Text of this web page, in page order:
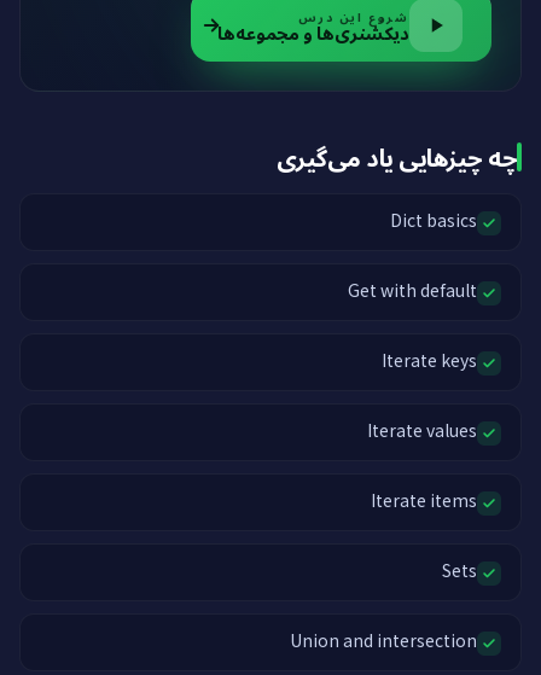
شروع این درس
دیکشنری‌ها و مجموعه‌ها
چه چیزهایی یاد می‌گیری
Dict basics
Get with default
Iterate keys
Iterate values
Iterate items
Sets
Union and intersection